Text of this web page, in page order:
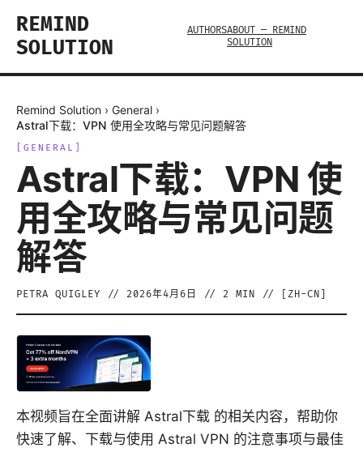
REMIND
SOLUTION
AUTHORSABOUT — REMIND
SOLUTION
Remind Solution › General ›
Astral下载：VPN 使用全攻略与常见问题解答
GENERAL
Astral下载：VPN 使
用全攻略与常见问题
解答
PETRA QUIGLEY // 2026年4月6日 // 2 MIN // [ ZH-CN
本视频旨在全面讲解 Astral下载 的相关内容，帮助你
快速了解、下载与使用 Astral VPN 的注意事项与最佳